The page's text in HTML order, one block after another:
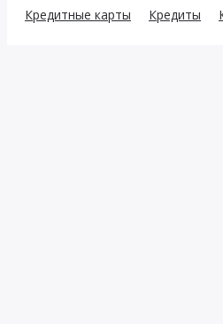
Кредитные карты
Кредиты